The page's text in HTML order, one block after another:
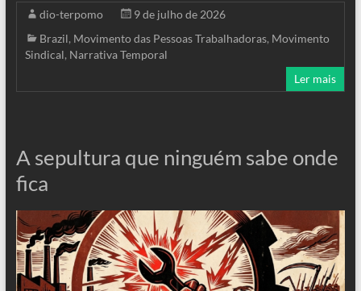
dio-terpomo
9 de julho de 2026
Brazil, Movimento das Pessoas Trabalhadoras, Movimento
Sindical, Narrativa Temporal
Ler mais
A sepultura que ninguém sabe onde
fica